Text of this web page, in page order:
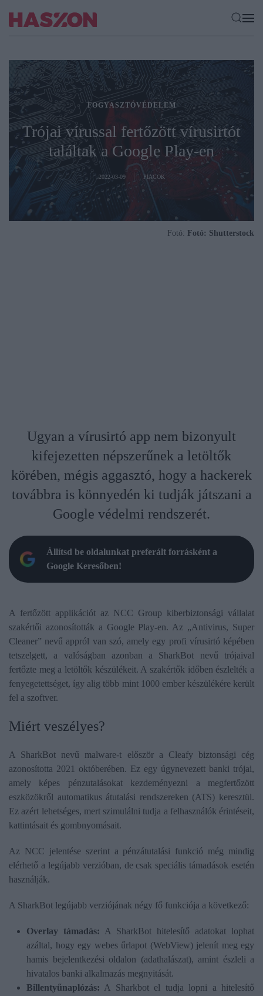
FOGYASZTÓVÉDELEM
Trójai vírussal fertőzött vírusirtót
találtak a Google Play-en
2022-03-09 PIACOK
Fotó: Fotó: Shutterstock
Ugyan a vírusirtó app nem bizonyult
kifejezetten népszerűnek a letöltők
körében, mégis aggasztó, hogy a hackerek
továbbra is könnyedén ki tudják játszani a
Google védelmi rendszerét.
Állítsd be oldalunkat preferált forrásként a
Google Keresőben!
​A fertőzött applikációt az NCC Group kiberbiztonsági vállalat
szakértői azonosították a Google Play-en. Az „Antivirus, Super
Cleaner” nevű appról van szó, amely egy profi vírusirtó képében
tetszelgett, a valóságban azonban a SharkBot nevű trójaival
fertőzte meg a letöltők készülékeit. A szakértők időben észlelték a
fenyegetettséget, így alig több mint 1000 ember készülékére került
fel a szoftver.
Miért veszélyes?
A SharkBot nevű malware-t először a Cleafy biztonsági cég
azonosította 2021 októberében. Ez egy úgynevezett banki trójai,
amely képes pénzutalásokat kezdeményezni a megfertőzött
eszközökről automatikus átutalási rendszereken (ATS) keresztül.
Ez azért lehetséges, mert szimulálni tudja a felhasználók érintéseit,
kattintásait és gombnyomásait.
Az NCC jelentése szerint a pénzátutalási funkció még mindig
elérhető a legújabb verzióban, de csak speciális támadások esetén
használják.
A SharkBot legújabb verziójának négy fő funkciója a következő:
Overlay támadás: A SharkBot hitelesítő adatokat lophat
azáltal, hogy egy webes űrlapot (WebView) jelenít meg egy
hamis bejelentkezési oldalon (adathalászat), amint észleli a
hivatalos banki alkalmazás megnyitását.
Billentyűnaplózás: A Sharkbot el tudja lopni a hitelesítő